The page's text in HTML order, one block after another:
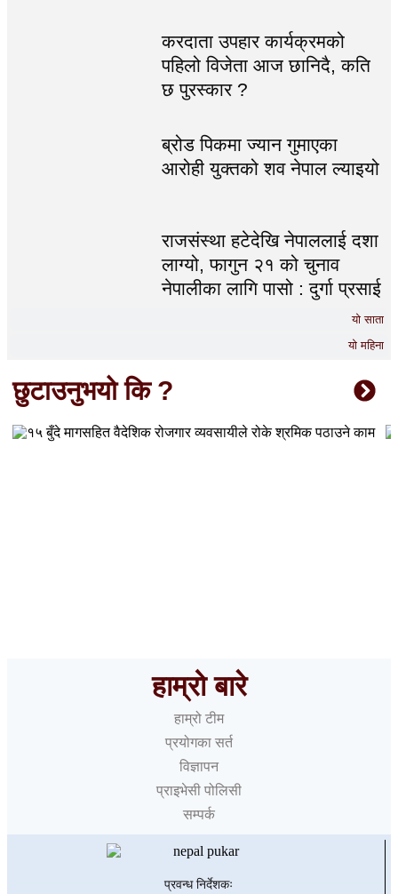
यो साता
यो महिना
करदाता उपहार कार्यक्रमको
पहिलो विजेता आज छानिदै, कति
छ पुरस्कार ?
ब्रोड पिकमा ज्यान गुमाएका
आरोही युक्तको शव नेपाल ल्याइयो
राजसंस्था हटेदेखि नेपाललाई दशा
लाग्यो, फागुन २१ को चुनाव
नेपालीका लागि पासो : दुर्गा प्रसाई
छुटाउनुभयो कि ?
हाम्रो बारे
हाम्रो टीम
प्रयोगका सर्त
विज्ञापन
प्राइभेसी पोलिसी
सम्पर्क
प्रवन्ध निर्देशकः